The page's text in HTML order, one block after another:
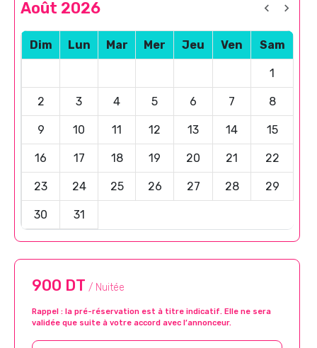
Août 2026
Dim Lun Mar Mer Jeu Ven Sam
1
2 3 4 5 6 7 8
9 10 11 12 13 14 15
16 17 18 19 20 21 22
23 24 25 26 27 28 29
30 31
900 DT / Nuitée
Rappel : la pré-réservation est à titre indicatif. Elle ne sera
validée que suite à votre accord avec l’annonceur.